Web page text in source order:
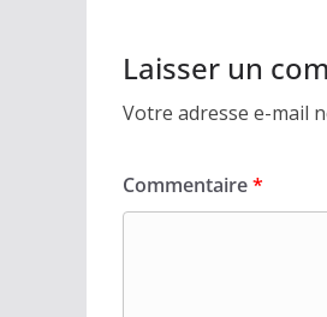
Laisser un
Votre adresse e-mail
Commentaire*